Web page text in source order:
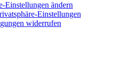
Einstellungen ändern
Einstellungen
widerrufen